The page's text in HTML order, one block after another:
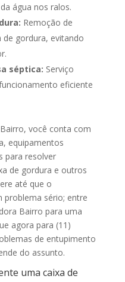
água nos ralos.
Remoção de
de gordura, evitando
séptica: Serviço
eficiente
você conta com
equipamentos
para resolver
de gordura e outros
até que o
sério; entre
Bairro para uma
agora para (11)
de entupimento
do assunto.
uma caixa de